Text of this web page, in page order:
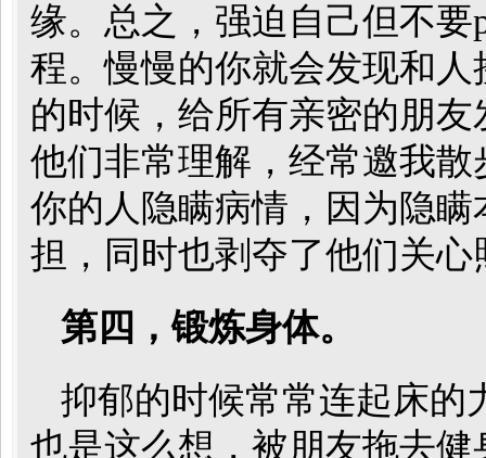
缘。总之，强迫自己但不要
程。慢慢的你就会发现和
的时候，给所有亲密的朋
他们非常理解，经常邀我
你的人隐瞒病情，因为隐
担，同时也剥夺了他们关
第四，锻炼身体。
抑郁的时候常常连起床的
也是这么想，被朋友拖去